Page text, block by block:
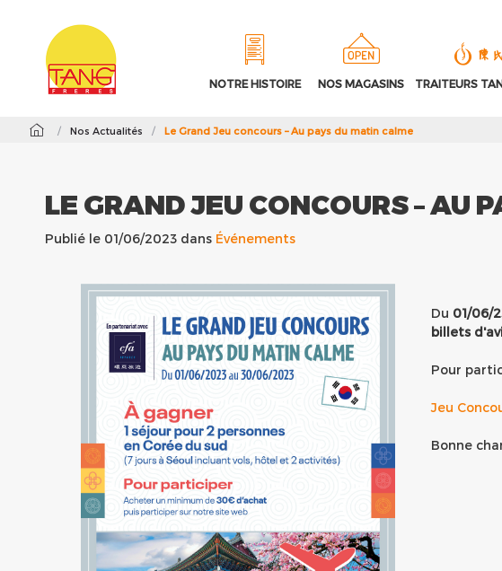
NOTRE HISTOIRE NOS MAGASINS TRAITEURS
/ Nos Actualités / Le Grand Jeu concours – Au pays du matin calme
LE GRAND JEU CONCOURS – AU
Publié le 01/06/2023 dans Événements
Du 01/06/
billets
Pour
Jeu
Bonne